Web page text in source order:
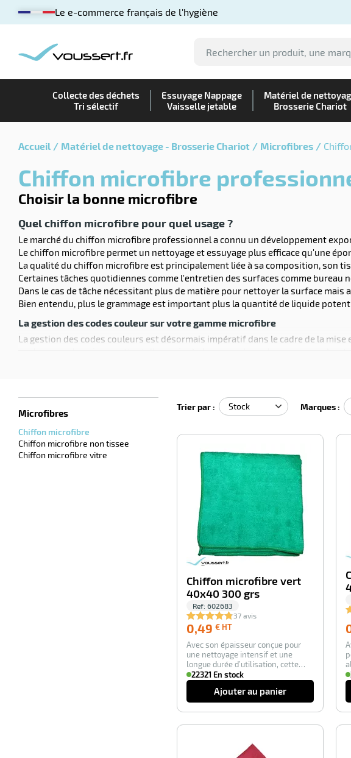
Le e-commerce français de l'hygiène
Collecte des déchets
Tri sélectif
Essuyage Nappage
Vaisselle jetable
Matériel de
Brosserie Chariot
Accueil Matériel de nettoyage - Brosserie Chariot Microfibres
Chiffon microfibre
Choisir la bonne microfibre
Quel chiffon microfibre pour quel usage ?
Le marché du chiffon microfibre professionnel a connu un développement
Le chiffon microfibre permet un nettoyage et essuyage plus efficace qu'une
La qualité du chiffon microfibre est principalement liée à sa composition, son
Certaines tâches quotidiennes comme l'entretien des surfaces comme
Dans le cas de tâche nécessitant plus de matière pour nettoyer la surface
Bien entendu, plus le grammage est important plus la quantité de liquide
La gestion des codes couleur sur votre gamme microfibre
La gestion des codes couleurs est désormais impératif dans le cadre de la
couleur usuels qui permettent d'associer à chaque code couleur une zone à
aux espaces cuisine ou
Trier par : Marques :
Microfibres
Chiffon microfibre
Chiffon microfibre non tissee
Chiffon microfibre vitre
Chiffon microfibre vert
40x40 300 grs
Ref: 602683
37 avis
0,49 € HT
HT
Avec son épaisseur conçue pour
une nettoyage intensif et une
longue durée d’utilisation, cette
microfibre…
22321 En stock
Ajouter au panier